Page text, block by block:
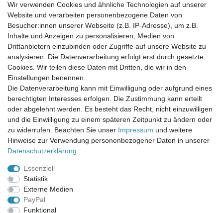
Newsletter-Anmeldung
FAQ / Fragen
Mein Warenkorb
Mein Merkzettel
Mein Konto
UNSER LADENGESCHÄFT
Gottlieb-Daimler-Str. 10
33334 Gütersloh
ÖFFNUNGSZEITEN
Montag - Dienstag: 8.00 - 18.00 Uhr, Mittwoch Ruhetag,
Donnerstag: 8.00 - 18.00 Uhr, Freitag 8.00 - 14.00 Uhr
KUNDENSERVICE
Telefon: (05241) 403 22 38
E-Mail: info@stoffamstueck.de
Wir verwenden Cookies und ähnliche Technologien auf unserer
Website und verarbeiten personenbezogene Daten von
Besucher:innen unserer Webseite (z.B. IP-Adresse), um z.B.
Inhalte und Anzeigen zu personalisieren, Medien von
Drittanbietern einzubinden oder Zugriffe auf unsere Website zu
analysieren. Die Datenverarbeitung erfolgt erst durch gesetzte
Cookies. Wir teilen diese Daten mit Dritten, die wir in den
Einstellungen benennen.
Die Datenverarbeitung kann mit Einwilligung oder aufgrund eines
berechtigten Interesses erfolgen. Die Zustimmung kann erteilt
oder abgelehnt werden. Es besteht das Recht, nicht einzuwilligen
und die Einwilligung zu einem späteren Zeitpunkt zu ändern oder
zu widerrufen. Beachten Sie unser Impressum und weitere
Hinweise zur Verwendung personenbezogener Daten in unserer
Daten­schutz­erklärung
Essenziell
Statistik
Externe Medien
PayPal
Funktional